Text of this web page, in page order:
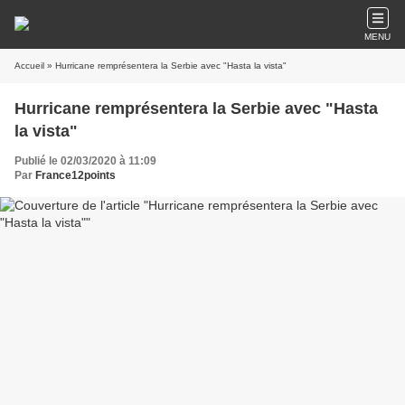
MENU
Accueil » Hurricane remprésentera la Serbie avec "Hasta la vista"
Hurricane remprésentera la Serbie avec "Hasta
la vista"
Publié le 02/03/2020 à 11:09
Par France12points